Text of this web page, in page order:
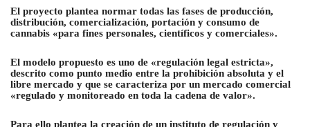
El proyecto plantea normar todas las fases de producción,
distribución, comercialización, portación y consumo de
cannabis «para fines personales, científicos y comerciales».
El modelo propuesto es uno de «regulación legal estricta»,
descrito como punto medio entre la prohibición absoluta y el
libre mercado y que se caracteriza por un mercado comercial
«regulado y monitoreado en toda la cadena de valor».
Para ello plantea la creación de un instituto de regulación y